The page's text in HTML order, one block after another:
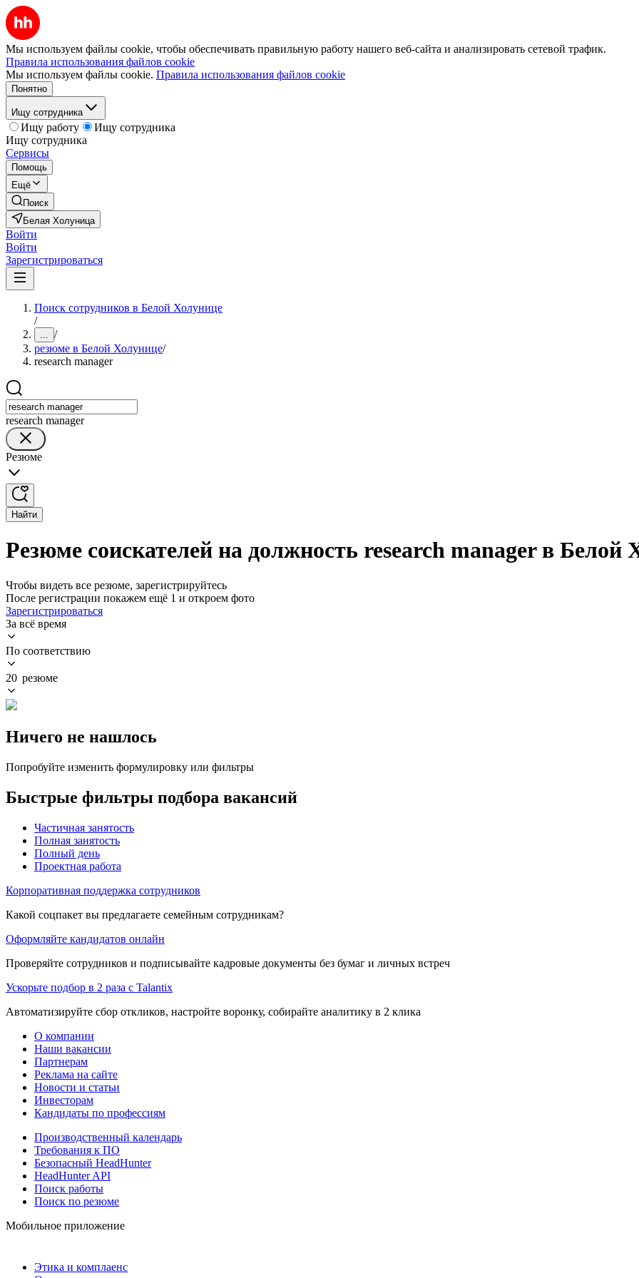
Мы используем файлы cookie, чтобы обеспечивать правильную работу нашего веб-сайта и анализировать сетевой трафик.
Правила использования файлов cookie
Мы используем файлы cookie. Правила использования файлов cookie
Понятно
Ищу сотрудника
Ищу работу
Ищу сотрудника
Ищу сотрудника
Сервисы
Помощь
Ещё
Поиск
Белая Холуница
Войти
Войти
Зарегистрироваться
Поиск сотрудников в Белой Холунице
/
... /
резюме в Белой Холунице/
research manager
research manager
Резюме
Найти
Резюме соискателей на должность research manager в Белой
Чтобы видеть все резюме, зарегистрируйтесь
После регистрации покажем ещё 1 и откроем фото
Зарегистрироваться
За всё время
По соответствию
20 резюме
Ничего не нашлось
Попробуйте изменить формулировку или фильтры
Быстрые фильтры подбора вакансий
Частичная занятость
Полная занятость
Полный день
Проектная работа
Корпоративная поддержка сотрудников
Какой соцпакет вы предлагаете семейным сотрудникам?
Оформляйте кандидатов онлайн
Проверяйте сотрудников и подписывайте кадровые документы без бумаг и личных встреч
Ускорьте подбор в 2 раза с Talantix
Автоматизируйте сбор откликов, настройте воронку, собирайте аналитику в 2 клика
О компании
Наши вакансии
Партнерам
Реклама на сайте
Новости и статьи
Инвесторам
Кандидаты по профессиям
Производственный календарь
Требования к ПО
Безопасный HeadHunter
HeadHunter API
Поиск работы
Поиск по резюме
Мобильное приложение
Этика и комплаенс